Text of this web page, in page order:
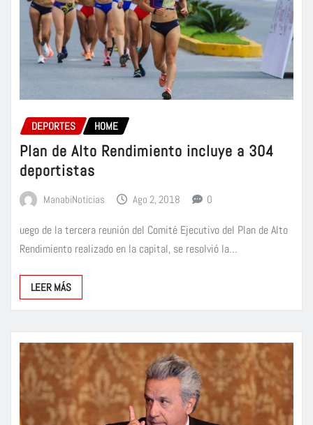
DEPORTES HOME
Plan de Alto Rendimiento incluye a 304
deportistas
ManabiNoticias Ago 2, 2018 0
uego de la tercera reunión del Comité Ejecutivo del Plan de Alto
Rendimiento realizado en la capital, se resolvió la…
LEER MÁS